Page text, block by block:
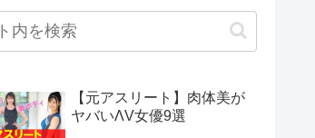
【元アスリート】肉体美が
ヤバいΛV女優9選